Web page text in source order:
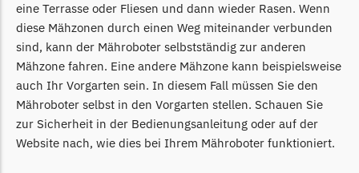
eine Terrasse oder Fliesen und dann wieder Rasen. Wenn
diese Mähzonen durch einen Weg miteinander verbunden
sind, kann der Mähroboter selbstständig zur anderen
Mähzone fahren. Eine andere Mähzone kann beispielsweise
auch Ihr Vorgarten sein. In diesem Fall müssen Sie den
Mähroboter selbst in den Vorgarten stellen. Schauen Sie
zur Sicherheit in der Bedienungsanleitung oder auf der
Website nach, wie dies bei Ihrem Mähroboter funktioniert.